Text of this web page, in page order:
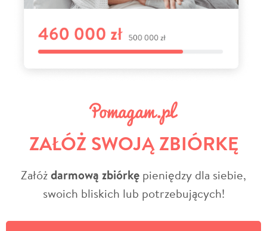
ZAŁÓŻ SWOJĄ ZBIÓRKĘ
Załóżdarmową zbiórkę pieniędzy dla siebie,
swoich bliskich lub potrzebujących!